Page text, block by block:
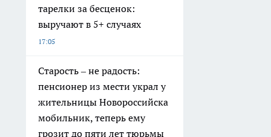
тарелки за бесценок:
выручают в 5+ случаях
17:05
Старость – не радость:
пенсионер из мести украл у
жительницы Новороссийска
мобильник, теперь ему
грозит до пяти лет тюрьмы